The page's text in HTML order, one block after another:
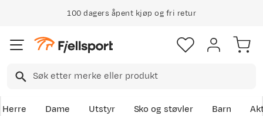
100 dagers åpent kjøp og fri retur
Herre Dame Utstyr Sko og støvler Barn